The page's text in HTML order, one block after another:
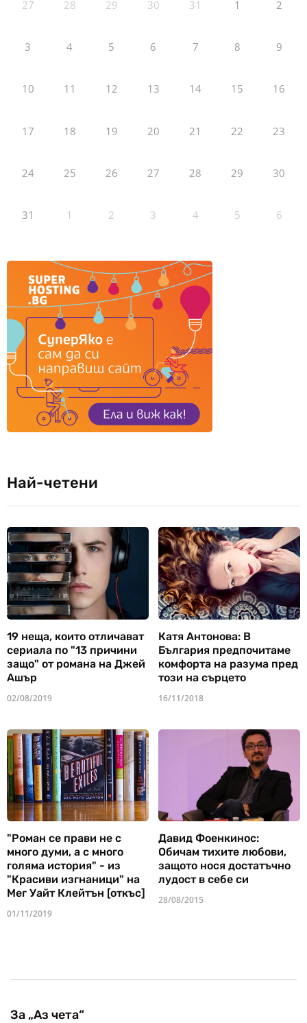
27 28 29 30 31 1 2
3 4 5 6 7 8 9
10 11 12 13 14 15 16
17 18 19 20 21 22 23
24 25 26 27 28 29 30
31 1 2 3 4 5 6
Най-четени
19 неща, които отличават
сериала по "13 причини
защо" от романа на Джей
Ашър
02/08/2019
Катя Антонова: В
България предпочитаме
комфорта на разума пред
този на сърцето
16/11/2018
"Роман се прави не с
много думи, а с много
голяма история" - из
"Красиви изгнаници" на
Мег Уайт Клейтън [откъс]
01/11/2019
Давид Фоенкинос:
Обичам тихите любови,
защото нося достатъчно
лудост в себе си
28/08/2015
За „Аз чета“